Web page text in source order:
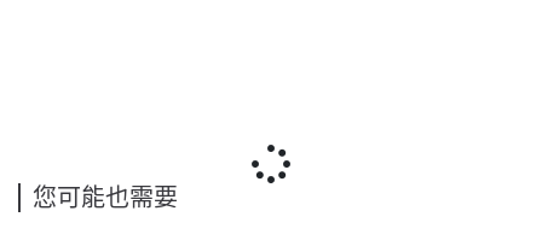
您可能也需要